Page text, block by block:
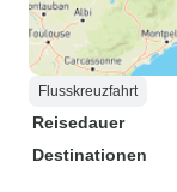
Flusskreuzfahrt
Reisedauer
Destinationen